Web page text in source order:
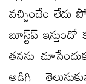
వచ్చిందేం లేదు
బూస్ట్‌ప్‌
తనను
అడిగి